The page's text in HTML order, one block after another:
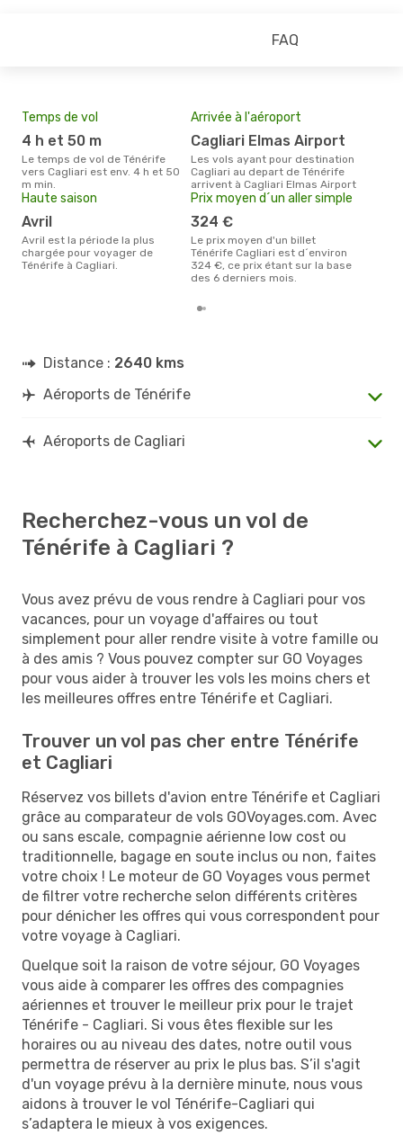
FAQ
Temps de vol
4 h et 50 m
Le temps de vol de Ténérife
vers Cagliari est env. 4 h et 50
m min.
Arrivée à l'aéroport
Cagliari Elmas Airport
Les vols ayant pour destination
Cagliari au depart de Ténérife
arrivent à Cagliari Elmas Airport
Haute saison
avril
avril est la période la plus
chargée pour voyager de
Ténérife à Cagliari.
Prix moyen d´un aller simple
324 €
Le prix moyen d'un billet
Ténérife Cagliari est d´environ
324 €, ce prix étant sur la base
des 6 derniers mois.
Distance : 2640 kms
Aéroports de Ténérife
Aéroports de Cagliari
Recherchez-vous un vol de
Ténérife à Cagliari ?
Vous avez prévu de vous rendre à Cagliari pour vos
vacances, pour un voyage d'affaires ou tout
simplement pour aller rendre visite à votre famille ou
à des amis ? Vous pouvez compter sur GO Voyages
pour vous aider à trouver les vols les moins chers et
les meilleures offres entre Ténérife et Cagliari.
Trouver un vol pas cher entre Ténérife
et Cagliari
Réservez vos billets d'avion entre Ténérife et Cagliari
grâce au comparateur de vols GOVoyages.com. Avec
ou sans escale, compagnie aérienne low cost ou
traditionnelle, bagage en soute inclus ou non, faites
votre choix ! Le moteur de GO Voyages vous permet
de filtrer votre recherche selon différents critères
pour dénicher les offres qui vous correspondent pour
votre voyage à Cagliari.
Quelque soit la raison de votre séjour, GO Voyages
vous aide à comparer les offres des compagnies
aériennes et trouver le meilleur prix pour le trajet
Ténérife - Cagliari. Si vous êtes flexible sur les
horaires ou au niveau des dates, notre outil vous
permettra de réserver au prix le plus bas. S’il s'agit
d'un voyage prévu à la dernière minute, nous vous
aidons à trouver le vol Ténérife-Cagliari qui
s’adaptera le mieux à vos exigences.